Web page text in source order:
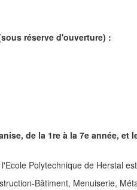
réserve d'ouverture) :
de la 1re à la 7e année,
Polytechnique de Herstal
Bâtiment, Menuiserie,